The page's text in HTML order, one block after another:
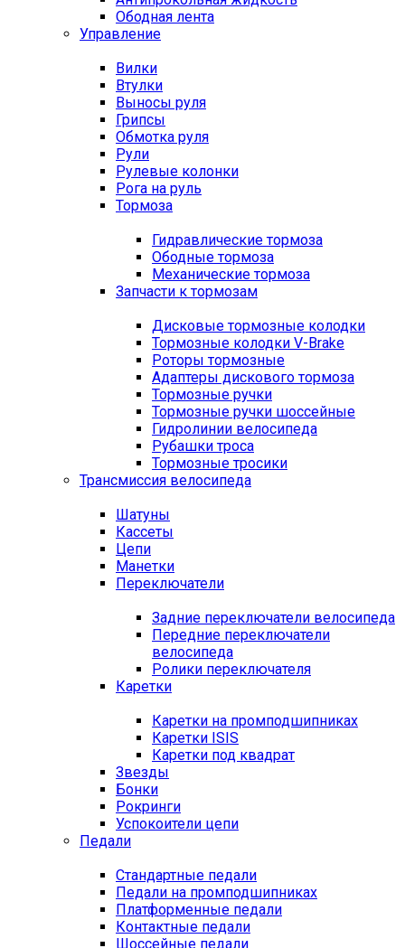
Ободная лента
Управление
Вилки
Втулки
Выносы руля
Грипсы
Обмотка руля
Рули
Рулевые колонки
Рога на руль
Тормоза
Гидравлические тормоза
Ободные тормоза
Механические тормоза
Запчасти к тормозам
Дисковые тормозные колодки
Тормозные колодки V-Brake
Роторы тормозные
Адаптеры дискового тормоза
Тормозные ручки
Тормозные ручки шоссейные
Гидролинии велосипеда
Рубашки троса
Тормозные тросики
Трансмиссия велосипеда
Шатуны
Кассеты
Цепи
Манетки
Переключатели
Задние переключатели велосипеда
Передние переключатели
велосипеда
Ролики переключателя
Каретки
Каретки на промподшипниках
Каретки ISIS
Каретки под квадрат
Звезды
Бонки
Рокринги
Успокоители цепи
Педали
Стандартные педали
Педали на промподшипниках
Платформенные педали
Контактные педали
Шоссейные педали